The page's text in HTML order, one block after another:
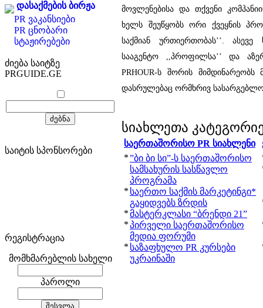
დასაქმების ბირჟა
PR ვაკანსიები
PR ცნობარი
სტაჟირებები
ძიება საიტზე
PRGUIDE.GE
საიტის სპონსორები
რეგისტრაცია
მომხმარებლის სახელი
პაროლი
მოვლენებისა და თქვენი
ხელს შეუწყობს ორი ქვეყნის
საქმიან ურთიერთობას’’.
სააგენტო ,,პროფილსა’’ და
PRHOUR-ს შორის
დასრულებაც ორმხრივ სასარგებლო
სიახლეთა
საერთაშორისო PR სიახლენი
*”ბი ბი სი”-ს საერთაშორისო
სამსახურის სასწავლო
პროგრამა
* საერთო საქმის მარკეტინგი*
გაყიდვებს ზრდის
*მასტერკლასი “ბრენდი 21”
*პირველი საერთაშორისო
მედია ფორუმი
* საზაფხულო PR კურსები
უკრაინაში